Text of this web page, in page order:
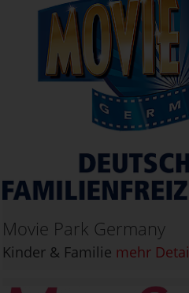
Movie Park Germany
Kinder & Familie mehr